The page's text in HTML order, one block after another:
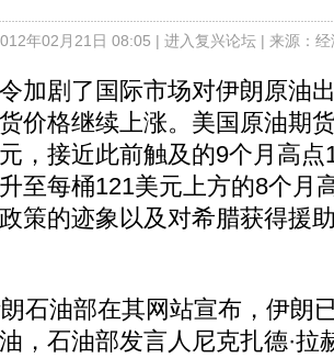
年02月21日 08:05 | 进入复兴论坛| 来源：
剧了国际市场对伊朗原油
价格继续上涨。美国原油期
，接近此前触及的9个月高
至每桶121美元上方的8个月
策的迹象以及对希腊获得援
油部在其网站宣布，伊朗
，石油部发言人尼克扎德·拉